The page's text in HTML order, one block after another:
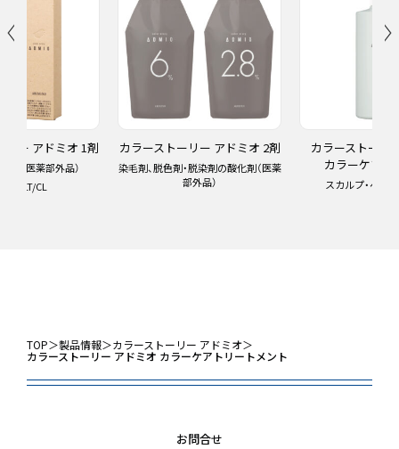
リー アドミオ 1剤
剤（医薬部外品）
色/LT/CL
カラーストーリー アドミオ 2剤
染毛剤、脱色剤・脱染剤の酸化剤（医薬
部外品）
カラーストーリ
カラーケアシ
スカルプ・ヘア
TOP＞製品情報＞カラーストーリー アドミオ＞
カラーストーリー アドミオ カラーケアトリートメント
お問合せ